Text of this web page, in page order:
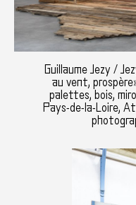
Guillaume Jezy /
au vent,
palettes, bois,
Pays-de-la-Loire,